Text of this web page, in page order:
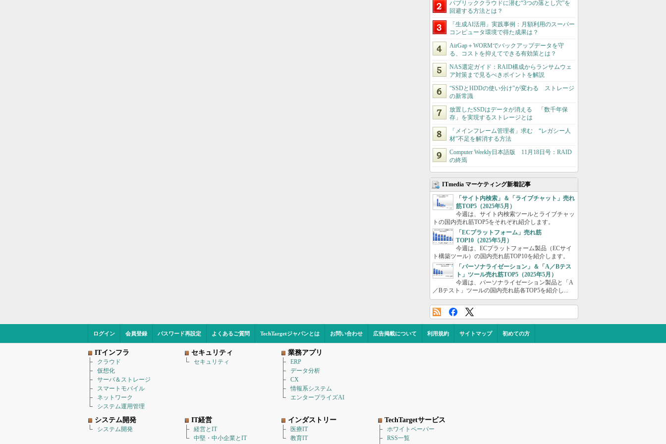
パブリッククラウドに潜む“3つの落とし穴”を
回避する方法とは？
「生成AI活用」実践事例：月額利用のスーパー
コンピュータ環境で得た成果は？
AirGap＋WORMでバックアップデータを守
る、コストを抑えてできる有効策とは？
NAS選定ガイド：RAID構成からランサムウェ
ア対策まで見るべきポイントを解説
“SSDとHDDの使い分け”が変わる ストレージ
の新常識
放置したSSDはデータが消える 「数千年保
存」を実現するストレージとは
「メインフレーム管理者」求む “レガシー人
材”不足を解消する方法
Computer Weekly日本語版 11月18日号：RAID
の終焉
ITmedia マーケティング新着記事
「サイト内検索」＆「ライブチャット」売れ
筋TOP5（2025年5月）
今週は、サイト内検索ツールとライブチャッ
トの国内売れ筋TOP5をそれぞれ紹介します。
「ECプラットフォーム」売れ筋
TOP10（2025年5月）
今週は、ECプラットフォーム製品（ECサイ
ト構築ツール）の国内売れ筋TOP10を紹介します。
「パーソナライゼーション」＆「A／Bテス
ト」ツール売れ筋TOP5（2025年5月）
今週は、パーソナライゼーション製品と「A
／Bテスト」ツールの国内売れ筋各TOP5を紹介し...
ログイン 会員登録 パスワード再設定 よくあるご質問 TechTargetジャパンとは お問い合わせ 広告掲載について 利用規約 サイトマップ 初めての方
ITインフラ
クラウド
仮想化
サーバ＆ストレージ
スマートモバイル
ネットワーク
システム運用管理
セキュリティ
セキュリティ
業務アプリ
ERP
データ分析
CX
情報系システム
エンタープライズAI
システム開発
システム開発
IT経営
経営とIT
中堅・中小企業とIT
インダストリー
医療IT
教育IT
TechTargetサービス
ホワイトペーパー
RSS一覧